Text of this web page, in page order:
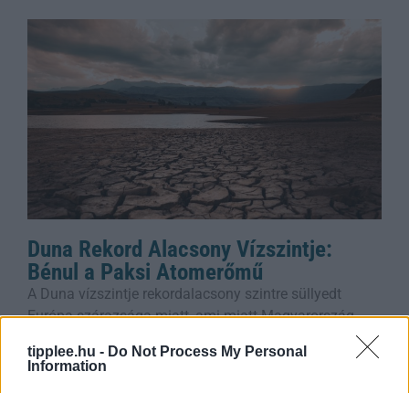
tipplee.hu - Do Not Process My Personal
Information
Duna Rekord Alacsony Vízszintje:
Bénul a Paksi Atomerőmű
A Duna vízszintje rekordalacsony szintre süllyedt
Európa szárazsága miatt, ami miatt Magyarország
Paksi Atomerőművet. A szovjet korszakból származó